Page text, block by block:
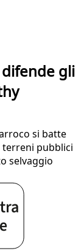
gli
si batte
terreni pubblici
selvaggio